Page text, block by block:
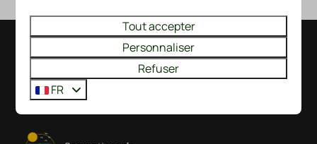
Payer en toute sécurité
Tout accepter
Personnaliser
Refuser
FR